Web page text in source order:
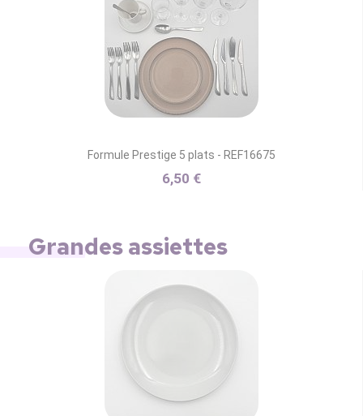
Formule Prestige 5 plats - REF16675
6,50 €
Grandes assiettes